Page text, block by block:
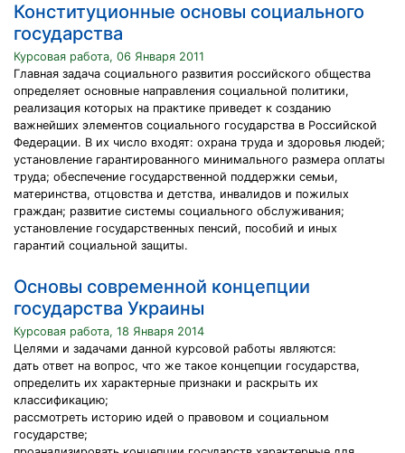
Конституционные основы социального
государства
Курсовая работа, 06 Января 2011
Главная задача социального развития российского общества
определяет основные направления социальной политики,
реализация которых на практике приведет к созданию
важнейших элементов социального государства в Российской
Федерации. В их число входят: охрана труда и здоровья людей;
установление гарантированного минимального размера оплаты
труда; обеспечение государственной поддержки семьи,
материнства, отцовства и детства, инвалидов и пожилых
граждан; развитие системы социального обслуживания;
установление государственных пенсий, пособий и иных
гарантий социальной защиты.
Основы современной концепции
государства Украины
Курсовая работа, 18 Января 2014
Целями и задачами данной курсовой работы являются:
дать ответ на вопрос, что же такое концепции государства,
определить их характерные признаки и раскрыть их
классификацию;
рассмотреть историю идей о правовом и социальном
государстве;